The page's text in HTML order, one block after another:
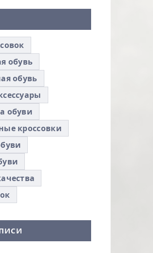
обувь
обувь
обуви
кроссовки